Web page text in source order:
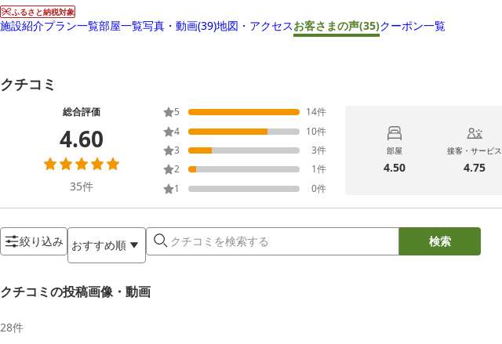
ふるさと納税対象
施設紹介プラン一覧部屋一覧写真・動画(39)地図・アクセスお客さまの声(35)クーポン一覧
クチコミ
総合評価
4.60
35件
5 14件
4
10件
3
3件
2
1件
1
0件
部屋
4.50
接客・サービス
4.75
絞り込み おすすめ順 検索
クチコミの投稿画像・動画
28件